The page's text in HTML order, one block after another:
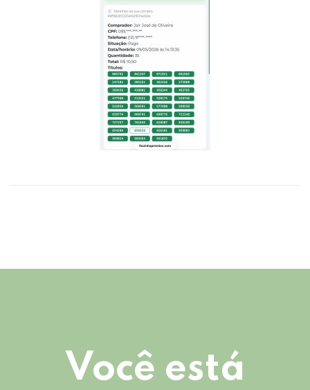
Você está